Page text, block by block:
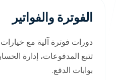
أنظمة إدارة التعليم
إدارة مزودي الإنترنتبيت التطوير
شارع القدس
الفوترة والفواتير
دورات فوترة آلية مع خيارات
تتبع المدفوعات، إدارة
بوابات الدفع.